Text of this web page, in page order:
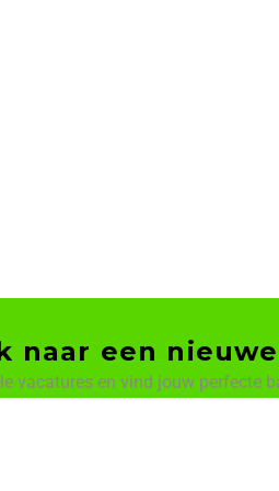
naar een
vacatures en vind jouw perfecte